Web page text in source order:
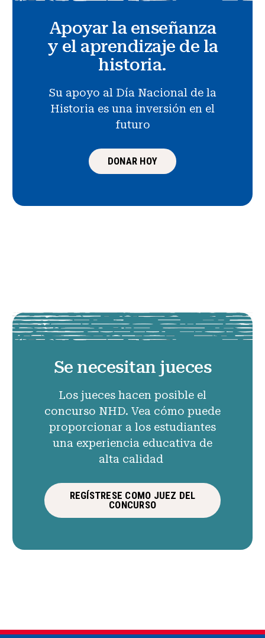
Apoyar la enseñanza
y el aprendizaje de la
historia.
Su apoyo al Día Nacional de la
Historia es una inversión en el
futuro
DONAR HOY
Se necesitan jueces
Los jueces hacen posible el
concurso NHD. Vea cómo puede
proporcionar a los estudiantes
una experiencia educativa de
alta calidad
REGÍSTRESE COMO JUEZ DEL
CONCURSO